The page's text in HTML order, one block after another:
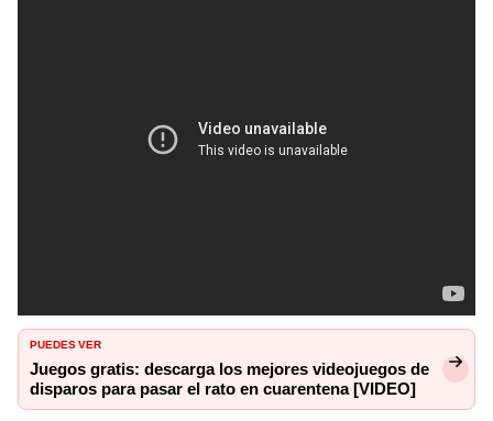
PUEDES VER
Juegos gratis: descarga los mejores videojuegos de
disparos para pasar el rato en cuarentena [VIDEO]